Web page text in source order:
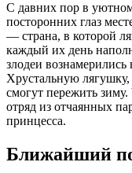
С давних пор в
посторонних глаз
— страна, в которой
каждый их день
злодеи
Хрустальную лягушку,
смогут пережить
отряд из отчаянных
принцесса.
Ближайший